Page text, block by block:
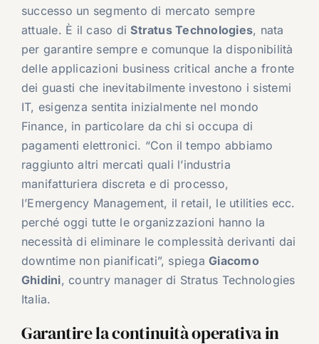
successo un segmento di mercato sempre
attuale. È il caso diStratus Technologies, nata
per garantire sempre e comunque la disponibilità
delle applicazioni business critical anche a fronte
dei guasti che inevitabilmente investono i sistemi
IT, esigenza sentita inizialmente nel mondo
Finance, in particolare da chi si occupa di
pagamenti elettronici. “Con il tempo abbiamo
raggiunto altri mercati quali l’industria
manifatturiera discreta e di processo,
l’Emergency Management, il retail, le utilities ecc.
perché oggi tutte le organizzazioni hanno la
necessità di eliminare le complessità derivanti dai
downtime non pianificati”, spiegaGiacomo
Ghidini, country manager di Stratus Technologies
Italia.
Garantire la continuità operativa in